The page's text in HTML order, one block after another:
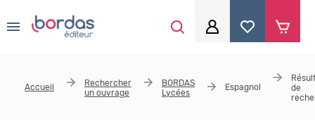
Accueil
Rechercher
un ouvrage
BORDAS
Lycées
Espagnol
de